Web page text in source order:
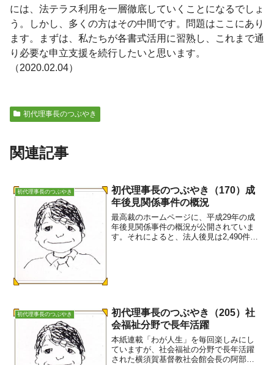
には、法テラス利用を一層徹底していくことになるでしょ
う。しかし、多くの方はその中間です。問題はここにあり
ます。まずは、私たちが各書式活用に習熟し、これまで通
り必要な申立支援を続行したいと思います。
（2020.02.04）
初代理事長のつぶやき
関連記事
初代理事長のつぶやき
初代理事長のつぶやき（170）成
年後見関係事件の概況
最高裁のホームページに、平成29年の成
年後見関係事件の概況が公開されていま
す。それによると、法人後見は2,490件
初代理事長のつぶやき
初代理事長のつぶやき（205）社
会福祉分野で長年活躍
本紙連載「わが人生」を毎回楽しみにし
ていますが、社会福祉の分野で長年活躍
された横須賀基督教社会館会長の阿部志